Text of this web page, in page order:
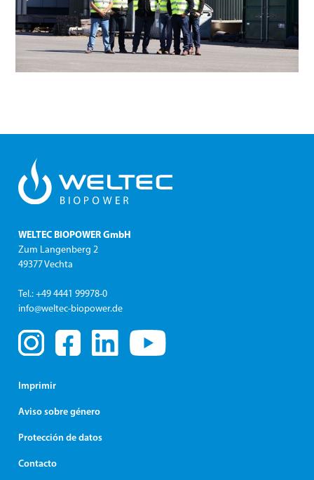
WELTEC BIOPOWER GmbH
Zum Langenberg 2
49377 Vechta
Tel.: +49 4441 99978-0
info@weltec-biopower.de
Imprimir
Aviso sobre género
Protección de datos
Contacto